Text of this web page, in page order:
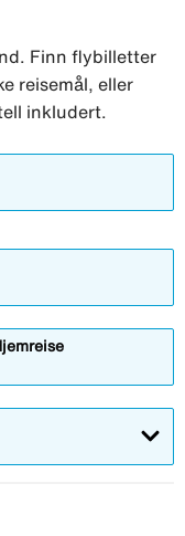
Finn flybilletter
reisemål, eller
inkludert.